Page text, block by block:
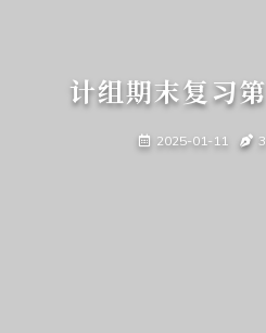
计组期末复习
2025-01-11